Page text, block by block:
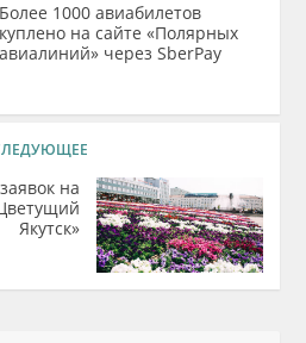
Более 1000 авиабилетов
куплено на сайте «Полярных
авиалиний» через SberPay
на
Якутск»